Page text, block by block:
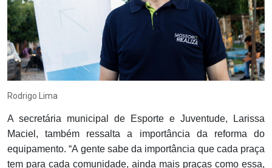
Rodrigo Lima
A secretária municipal de Esporte e Juventude, Larissa
Maciel, também ressalta a importância da reforma do
equipamento. “A gente sabe da importância que cada praça
tem para cada comunidade, ainda mais praças como essa,